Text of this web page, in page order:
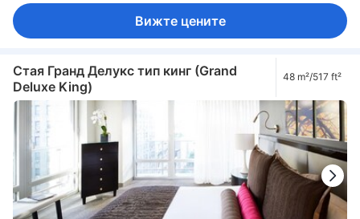
Вижте цените
Стая Гранд Делукс тип кинг (Grand
Deluxe King)
48 m²/517 ft²